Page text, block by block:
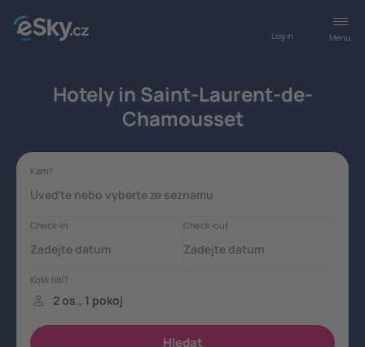
Menu
Log in
Hotely in Saint-Laurent-de-
Chamousset